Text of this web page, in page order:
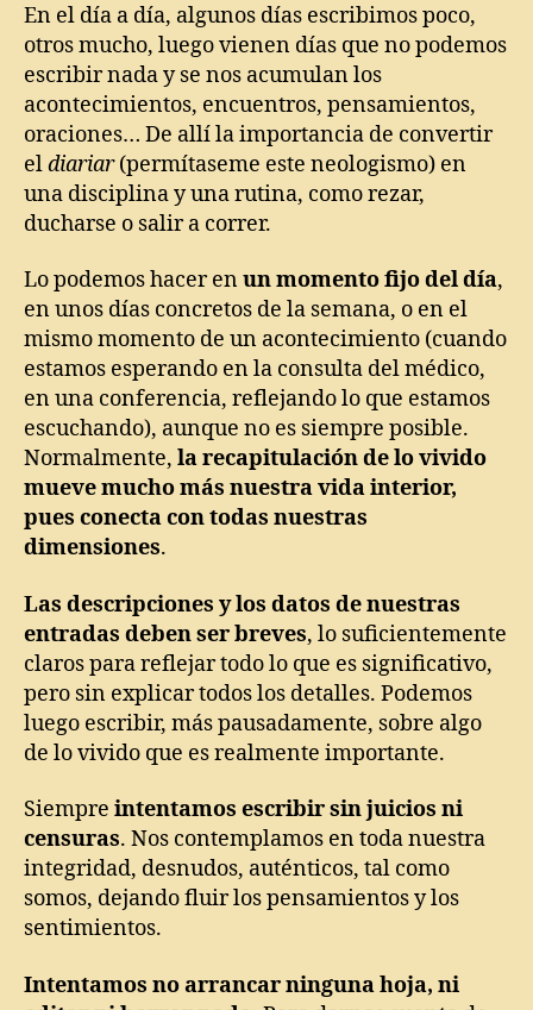
En el día a día, algunos días escribimos poco,
otros mucho, luego vienen días que no podemos
escribir nada y se nos acumulan los
acontecimientos, encuentros, pensamientos,
oraciones… De allí la importancia de convertir
eldiariar(permítaseme este neologismo) en
una disciplina y una rutina, como rezar,
ducharse o salir a correr.
Lo podemos hacer enun momento fijo del día,
en unos días concretos de la semana, o en el
mismo momento de un acontecimiento (cuando
estamos esperando en la consulta del médico,
en una conferencia, reflejando lo que estamos
escuchando), aunque no es siempre posible.
Normalmente, la recapitulación de lo vivido
mueve mucho más nuestra vida interior,
pues conecta con todas nuestras
dimensiones.
Las descripciones y los datos de nuestras
entradas deben ser breves, lo suficientemente
claros para reflejar todo lo que es significativo,
pero sin explicar todos los detalles. Podemos
luego escribir, más pausadamente, sobre algo
de lo vivido que es realmente importante.
Siempre intentamos escribir sin juicios ni
censuras. Nos contemplamos en toda nuestra
integridad, desnudos, auténticos, tal como
somos, dejando fluir los pensamientos y los
sentimientos.
Intentamos no arrancar ninguna hoja, ni